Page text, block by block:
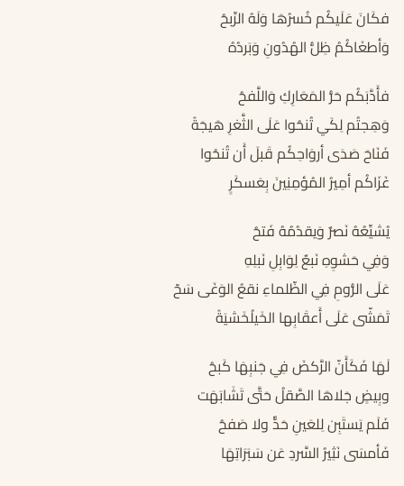
فكَانَ عَلَيكُم خُسرُهَا وَلَهُ الرِّبحُ
وَأطغَاكُمُ ظِلُّ الهُدُونِ وَبَردُهُ
فأَدَّبَكُم حَرُّ المَعَارِكِ وَاللَّفحُ
وَهِجتُم لِكَي تُنحُوا عَلَى الثَّغرِ هَيجَةً
فَنَاحَ صَدَى أروَاحِكُم قَبلَ أَن تُنحُوا
غَزَاكُم أمِيرُ المُؤمِنِينَ بِعَسكَرٍ
يُشيِّعُهُ نَصرٌ وَيقدُمُهُ فَتحُ
وَفِي حَشوِهِ نَبعٌ لِوَابِلِ نَبلِهِ
عَلَى الرُّومِ فِي الظّلماءِ نقعُ الوَغَى سَحّ
تَمَشّى عَلَى أَعقَابِها الخَيلُخَشيَةً
لَهَا فَكَأَنّ الرَّكضَ فِي جَنبِهَا كَبحُ
وبِيضٍ جَلاهَا الصَّقلُ حَتَّى تَشَابَهَت
فَلَم يَستَبِن لِلعَينِ حَدٌّ ولا صَفحُ
فَأمسَى نَثِيرُ السَّردِ عَن سَبَرَاتِهَا